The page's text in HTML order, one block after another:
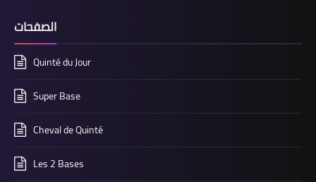
الصفحات
Quinté du Jour
Super Base
Cheval de Quinté
Les 2 Bases